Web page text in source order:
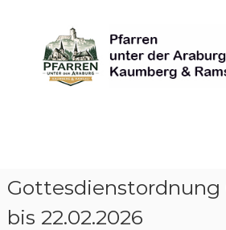
content
unter
derAraburg
Kaumberg
Gottesdienstordnung
bis 22.02.2026